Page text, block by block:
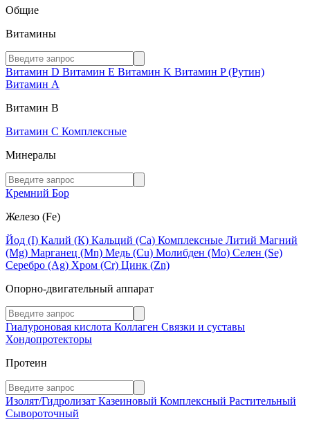
Общие
Витамины
Витамин D Витамин E Витамин K Витамин P (Рутин)
Витамин А
Витамин В
Витамин C Комплексные
Минералы
Кремний Бор
Железо (Fe)
Йод (I) Калий (К) Кальций (Са) Комплексные Литий Магний
(Mg) Марганец (Mn) Медь (Сu) Молибден (Мо) Селен (Se)
Серебро (Ag) Хром (Cr) Цинк (Zn)
Опорно-двигательный аппарат
Гиалуроновая кислота Коллаген Связки и суставы
Хондопротекторы
Протеин
Изолят/Гидролизат Казеиновый Комплексный Растительный
Сывороточный